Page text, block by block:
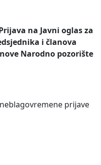
na Javni oglas za
i članova
Narodno pozorište
prijave